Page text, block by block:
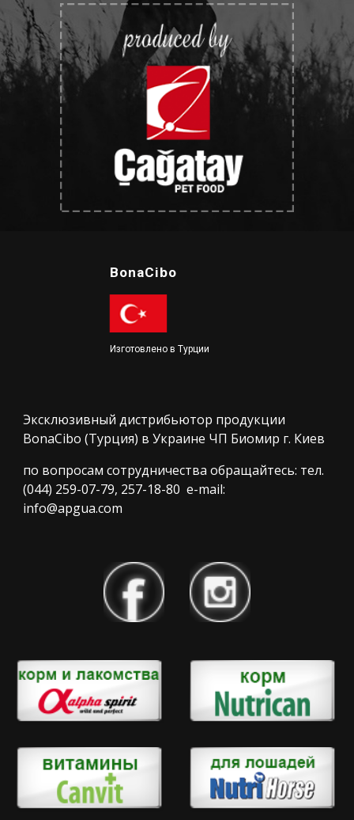
BonaCibo
Изготовлено в Турции
Эксклюзивный дистрибьютор продукции
BonaCibo (Турция) в Украине ЧП Биомир г. Киев
по вопросам сотрудничества обращайтесь: тел.
(044) 259-07-79, 257-18-80 e-mail:
info@apgua.com